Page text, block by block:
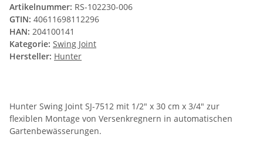
Artikelnummer: RS-102230-006
GTIN: 40611698112296
HAN: 204100141
Kategorie: Swing Joint
Hersteller: Hunter
Hunter Swing Joint SJ-7512 mit 1/2" x 30 cm x 3/4" zur
flexiblen Montage von Versenkregnern in automatischen
Gartenbewässerungen.